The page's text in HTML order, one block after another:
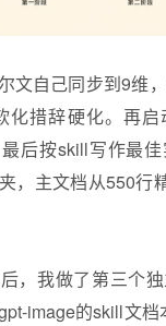
文自己同步到9维
化措辞硬化。再
后按skill写作最
，主文档从550行
，我做了第三个
image的skill文